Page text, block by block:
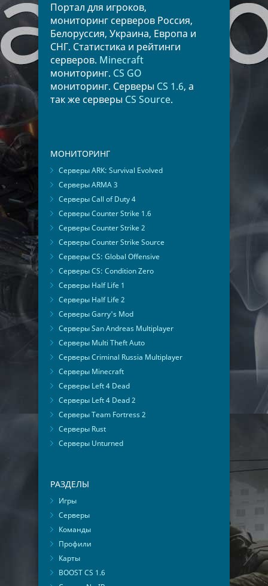
Портал для игроков,
мониторинг серверов Россия,
Белоруссия, Украина, Европа и
СНГ. Статистика и рейтинги
серверов. Minecraft
мониторинг. CS GO
мониторинг. Серверы CS 1.6, а
так же серверы CS Source.
МОНИТОРИНГ
Серверы ARK: Survival Evolved
Серверы ARMA 3
Серверы Call of Duty 4
Серверы Counter Strike 1.6
Серверы Counter Strike 2
Серверы Counter Strike Source
Серверы CS: Global Offensive
Серверы CS: Condition Zero
Серверы Half Life 1
Серверы Half Life 2
Серверы Garry's Mod
Серверы San Andreas Multiplayer
Серверы Multi Theft Auto
Серверы Criminal Russia Multiplayer
Серверы Minecraft
Серверы Left 4 Dead
Серверы Left 4 Dead 2
Серверы Team Fortress 2
Серверы Rust
Серверы Unturned
РАЗДЕЛЫ
Игры
Серверы
Команды
Профили
Карты
BOOST CS 1.6